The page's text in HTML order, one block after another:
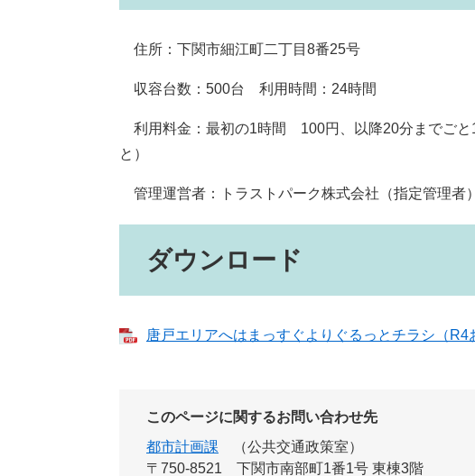
住所：下関市細江町二丁目8番25号
収容台数：500台 利用時間：24時間
利用料金：最初の1時間 100円、以降20分までごと
と）
管理運営者：トラストパーク株式会社（指定管理
ダウンロード
唐戸エリアへはまっすぐよりぐるっとチラシ（
このページに関するお問い合わせ先
都市計画課
公共交通政策室
〒750-8521
下関市南部町1番1号 東棟3階